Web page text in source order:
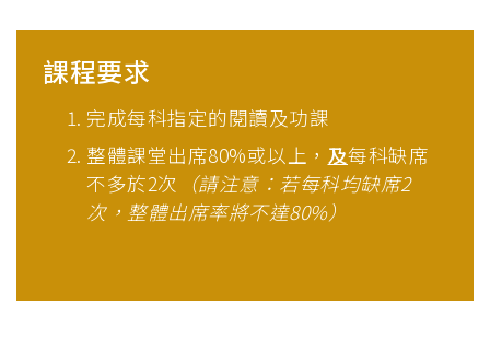
課程要求
完成每科指定的閱讀及功課
整體課堂出席80%或以上， 及每科缺席
不多於2次 （請注意：若每科均缺席2
次，整體出席率將不達80%）